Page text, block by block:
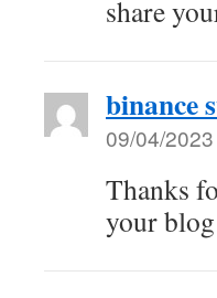
share
binance
09/04/
Thanks
your